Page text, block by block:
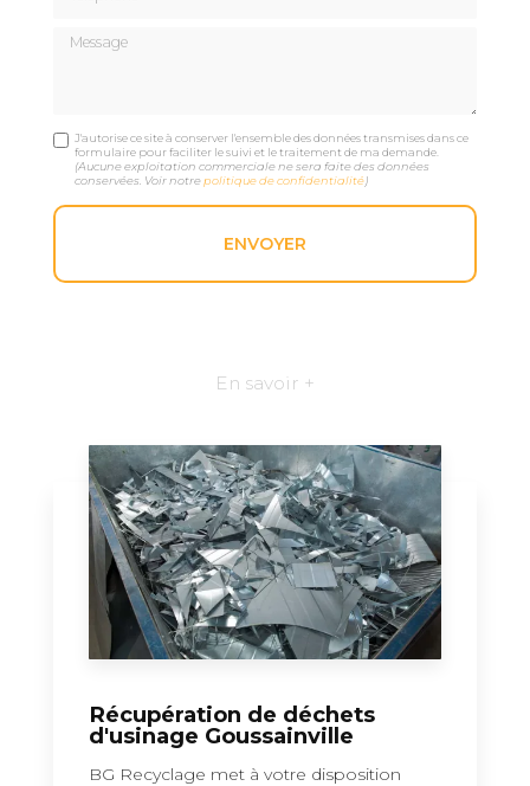
Message
J'autorise ce site à conserver l'ensemble des données transmises dans ce
formulaire pour faciliter le suivi et le traitement de ma demande.
(Aucune exploitation commerciale ne sera faite des données
conservées. Voir notrepolitique de confidentialité)
En savoir +
Récupération de déchets
d'usinage Goussainville
BG Recyclage met à votre disposition